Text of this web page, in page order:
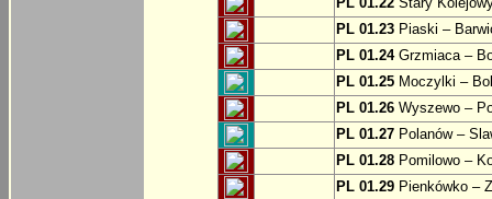
PL 01.23 Piaski –
PL 01.24Grzmiaca –
PL 01.25 Moczylki –
PL 01.26 Wyszewo –
PL 01.27 Polanów –
PL 01.28 Pomilowo –
PL 01.29 Pienkówko –